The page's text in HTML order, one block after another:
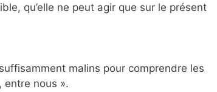
qu’elle ne peut agir que sur le présent
malins pour comprendre les
entre nous ».